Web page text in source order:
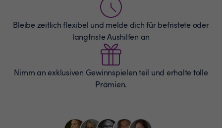
Bleibe zeitlich flexibel und melde dich für befristete oder
langfriste Aushilfen an
Nimm an exklusiven Gewinnspielen teil und erhalte tolle
Prämien.